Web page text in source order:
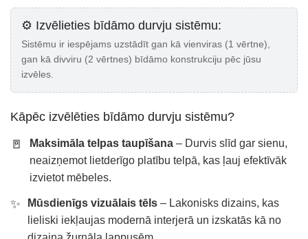
⚙️ Izvēlieties bīdāmo durvju sistēmu:
Sistēmu ir iespējams uzstādīt gan kā vienviras (1 vērtne),
gan kā divviru (2 vērtnes) bīdāmo konstrukciju pēc jūsu
izvēles.
Kāpēc izvēlēties bīdāmo durvju sistēmu?
🚪
Maksimāla telpas taupīšana – Durvis slīd gar sienu,
neaizņemot lietderīgo platību telpā, kas ļauj efektīvāk
izvietot mēbeles.
✨ Mūsdienīgs vizuālais tēls – Lakonisks dizains, kas
lieliski iekļaujas modernā interjerā un izskatās kā no